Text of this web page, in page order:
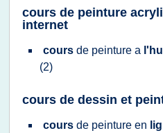
cours de peinture
internet
cours de peinture a
(2)
cours de dessin et
cours de peinture en